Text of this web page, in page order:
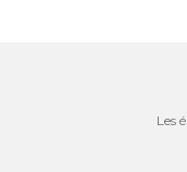
Les